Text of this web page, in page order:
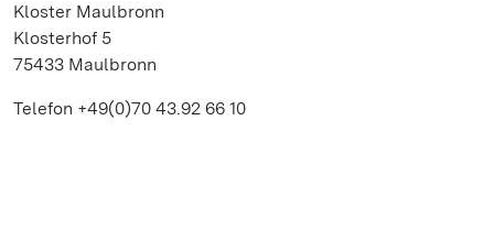
Kloster Maulbronn
Klosterhof 5
75433 Maulbronn
Telefon +49(0)70 43.92 66 10